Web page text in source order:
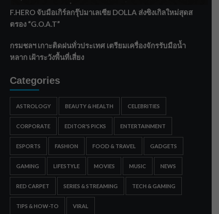
F.HERO จับมือเกิร์ลกรุ๊ปมาเลเซีย DOLLA ส่งซิงเกิลใหม่สุดส
ตรอง “G.O.A.T”
กรมชลฯ เกาะติดฝนทั่วประเทศ เตรียมเครื่องจักรรับมือน้ำ
หลาก เฝ้าระวังพื้นที่เสี่ยง
Categories
ASTROLOGY BEAUTY & HEALTH CELEBRITIES
CORPORATE EDITOR'S PICKS ENTERTAINMENT
ESPORTS FASHION FOOD & TRAVEL GADGETS
GAMING LIFESTYLE MOVIES MUSIC NEWS
RED CARPET SERIES & STREAMING TECH & GAMING
TIPS & HOW-TO VIRAL